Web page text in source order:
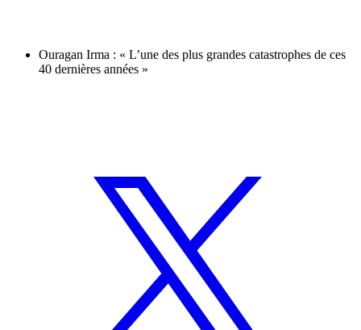
Ouragan Irma : « L’une des plus grandes catastrophes de ces
40 dernières années »